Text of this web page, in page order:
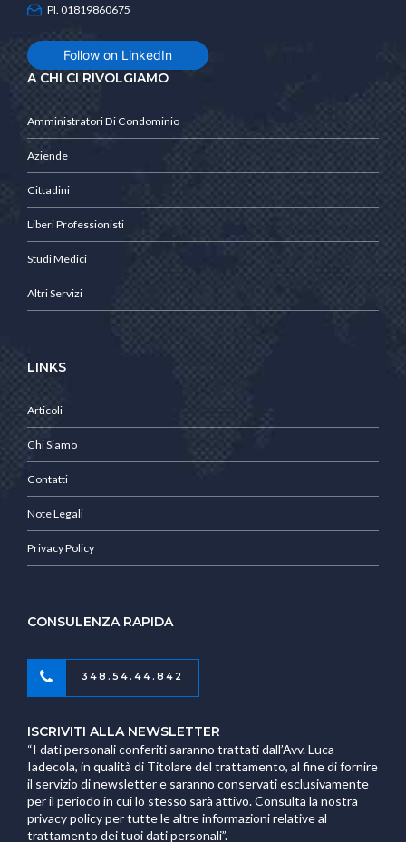
PI. 01819860675
Follow on LinkedIn
A CHI CI RIVOLGIAMO
Amministratori Di Condominio
Aziende
Cittadini
Liberi Professionisti
Studi Medici
Altri Servizi
LINKS
Articoli
Chi Siamo
Contatti
Note Legali
Privacy Policy
CONSULENZA RAPIDA
348.54.44.842
ISCRIVITI ALLA NEWSLETTER
“I dati personali conferiti saranno trattati dall’Avv. Luca
Iadecola, in qualità di Titolare del trattamento, al fine di fornire
il servizio di newsletter e saranno conservati esclusivamente
per il periodo in cui lo stesso sarà attivo. Consulta la nostra
privacy policy per tutte le altre informazioni relative al
trattamento dei tuoi dati personali”.